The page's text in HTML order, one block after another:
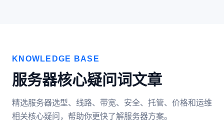
KNOWLEDGE BASE
服务器核心疑问词文章
精选服务器选型、线路、带宽、安全、托管、价格和运维
相关核心疑问，帮助你更快了解服务器方案。